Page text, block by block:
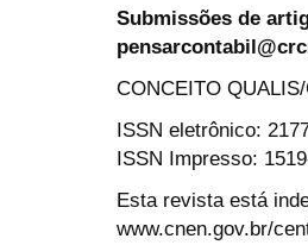
Submissões de
CONCEITO
ISSN eletrônico:
ISSN Impresso:
Esta revista está
www.cnen.gov.br/